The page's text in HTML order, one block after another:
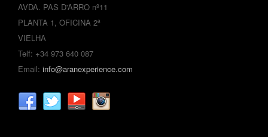
AVDA. PAS D'ARRO nº11
PLANTA 1, OFICINA 2ª
VIELHA
Telf: +34 973 640 087
Email: info@aranexperience.com